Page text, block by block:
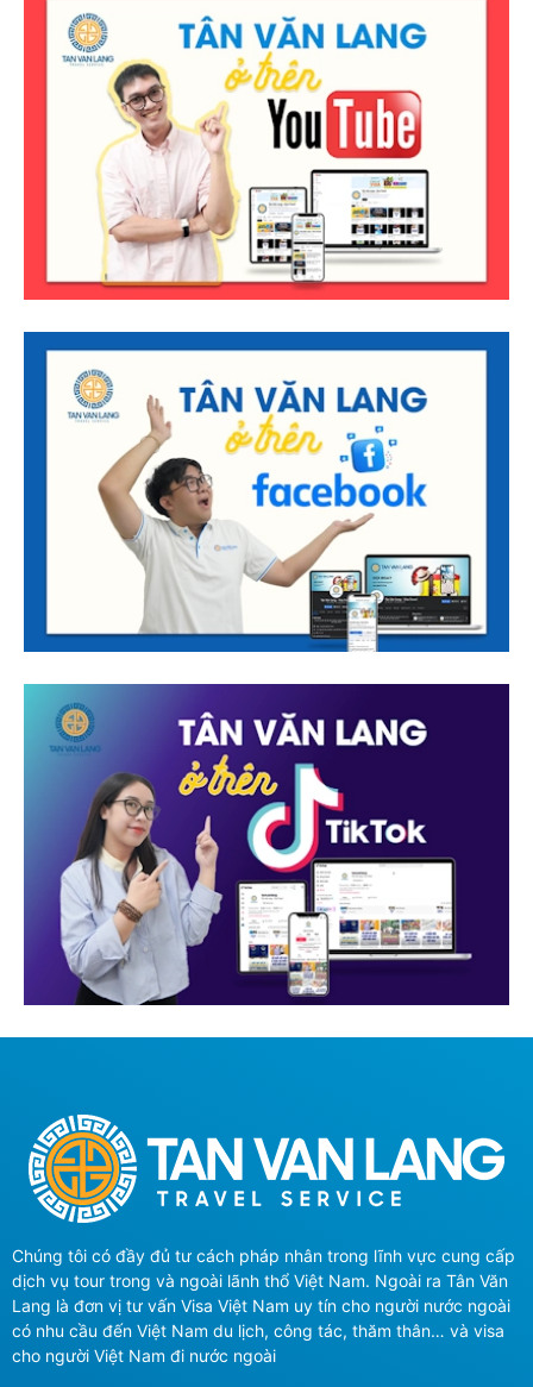
Chúng tôi có đầy đủ tư cách pháp nhân trong lĩnh vực cung cấp
dịch vụ tour trong và ngoài lãnh thổ Việt Nam. Ngoài ra Tân Văn
Lang là đơn vị tư vấn Visa Việt Nam uy tín cho người nước ngoài
có nhu cầu đến Việt Nam du lịch, công tác, thăm thân… và visa
cho người Việt Nam đi nước ngoài